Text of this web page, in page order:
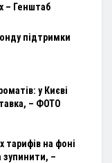
– Генштаб
підтримки
у Києві
– ФОТО
тарифів на фоні
зупинити, –